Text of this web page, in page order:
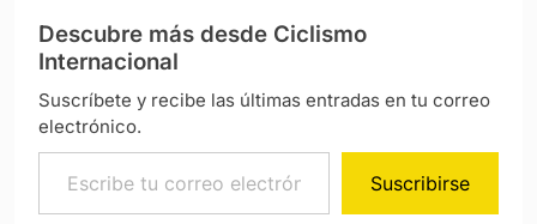
Descubre más desde Ciclismo
Internacional
Suscríbete y recibe las últimas entradas en tu correo
electrónico.
Escribe tu correo electrónico…
Suscribirse